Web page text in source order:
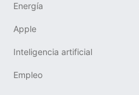
Energía
Apple
Inteligencia artificial
Empleo